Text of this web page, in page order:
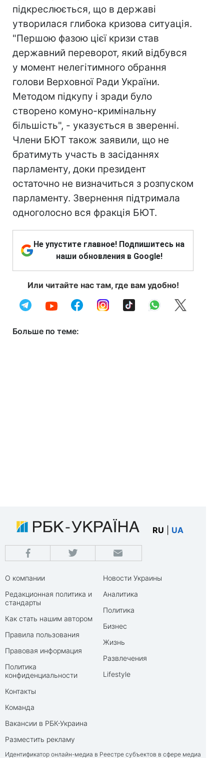
підкреслюється, що в державі
утворилася глибока кризова ситуація.
"Першою фазою цієї кризи став
державний переворот, який відбувся
у момент нелегітимного обрання
голови Верховної Ради України.
Методом підкупу і зради було
створено комуно-кримінальну
більшість", - указується в зверенні.
Члени БЮТ також заявили, що не
братимуть участь в засіданнях
парламенту, доки президент
остаточно не визначиться з розпуском
парламенту. Звернення підтримала
одноголосно вся фракція БЮТ.
Не упустите главное! Подпишитесь на
наши обновления в Google!
Или читайте нас там, где вам удобно!
Больше по теме:
RU UA
О компании
Редакционная политика и
стандарты
Как стать нашим автором
Правила пользования
Правовая информация
Политика
конфиденциальности
Контакты
Команда
Вакансии в РБК-Украина
Разместить рекламу
Новости Украины
Аналитика
Политика
Бизнес
Жизнь
Развлечения
Lifestyle
Идентификатор онлайн-медиа в Реестре субъектов в сфере медиа